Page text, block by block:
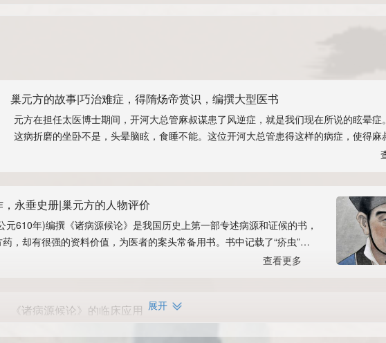
巢元方的故事|巧治难症，得隋炀帝赏识，编撰大型医书
元方在担任太医博士期间，开河大总管麻叔谋患了风逆症，就是我们现在所说的眩晕症
这病折磨的坐卧不是，头晕脑眩，食睡不能。这位开河大总管患得这样的病症，使得麻
常进行大运河的开凿工作。 隋炀帝为保证大运河的及时开凿成功，以方便自己的外出
永垂史册|巢元方的人物评价
元610年)编撰《诸病源候论》是我国历史上第一部专述病源和证候的书，
，却有很强的资料价值，为医者的案头常备用书。书中记载了“疥虫”是
的脓疤中，可用针头挑得，形似水中的蜗牛，其观察十分细腻…查看更多
《诸病源候论》的临床应用 展开